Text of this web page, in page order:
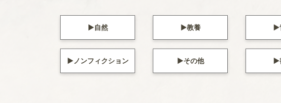
自然 教養
ノンフィクション その他